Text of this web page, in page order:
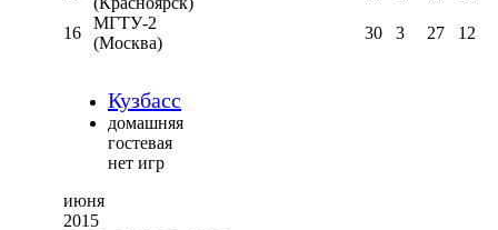
16
МГТУ-2
(Москва)
30 3 27 12
Кузбасс
домашняя
гостевая
нет игр
июня
2015